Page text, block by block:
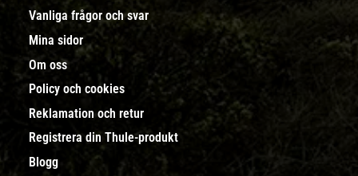
Vanliga frågor och svar
Mina sidor
Om oss
Policy och cookies
Reklamation och retur
Registrera din Thule-produkt
Blogg